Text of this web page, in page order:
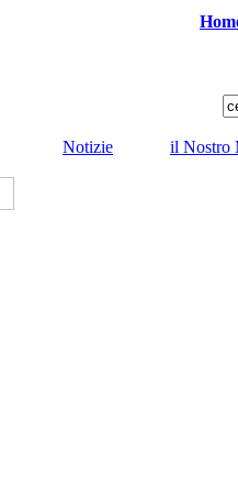
Notizie il Nostro